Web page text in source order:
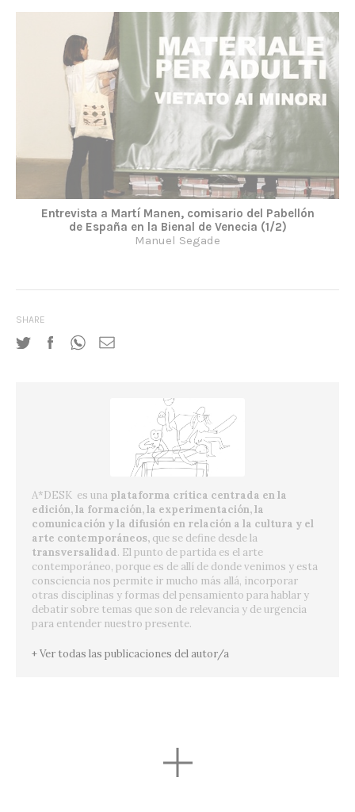
Entrevista a Martí Manen, comisario del Pabellón
de España en la Bienal de Venecia (1/2)
Manuel Segade
SHARE
A*DESK es una plataforma crítica centrada en la
edición, la formación, la experimentación, la
comunicación y la difusión en relación a la cultura y el
arte contemporáneos, que se define desde la
transversalidad. El punto de partida es el arte
contemporáneo, porque es de allí de donde venimos y esta
consciencia nos permite ir mucho más allá, incorporar
otras disciplinas y formas del pensamiento para hablar y
debatir sobre temas que son de relevancia y de urgencia
para entender nuestro presente.
+ Ver todas las publicaciones del autor/a